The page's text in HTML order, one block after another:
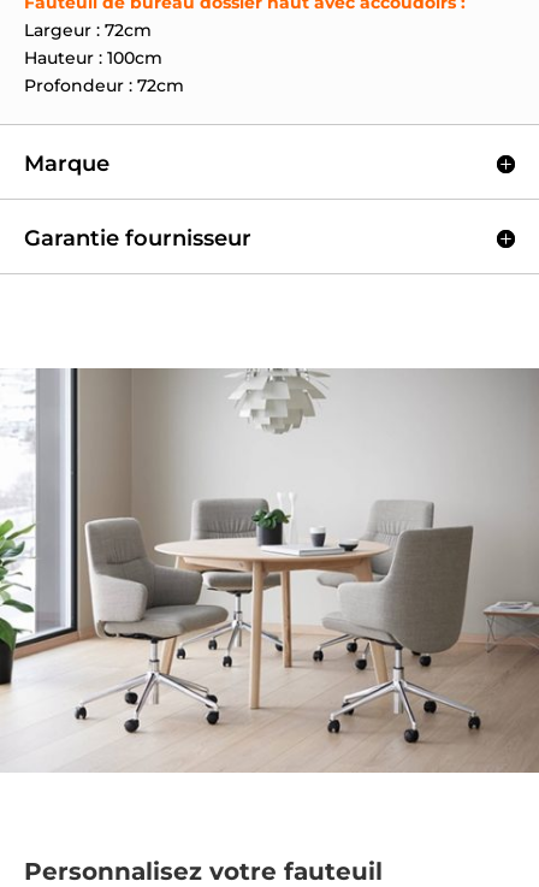
Largeur : 72cm
Hauteur : 100cm
Profondeur : 72cm
Marque
Garantie fournisseur
Personnalisez votre fauteuil